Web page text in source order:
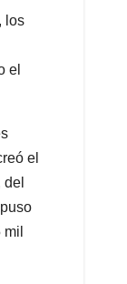
los
el
el